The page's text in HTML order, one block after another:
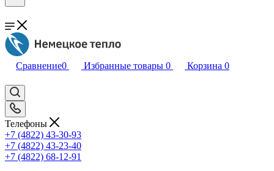
Сравнение0 Избранные товары 0 Корзина 0
Телефоны
+7 (4822) 43-30-93
+7 (4822) 43-23-40
+7 (4822) 68-12-91